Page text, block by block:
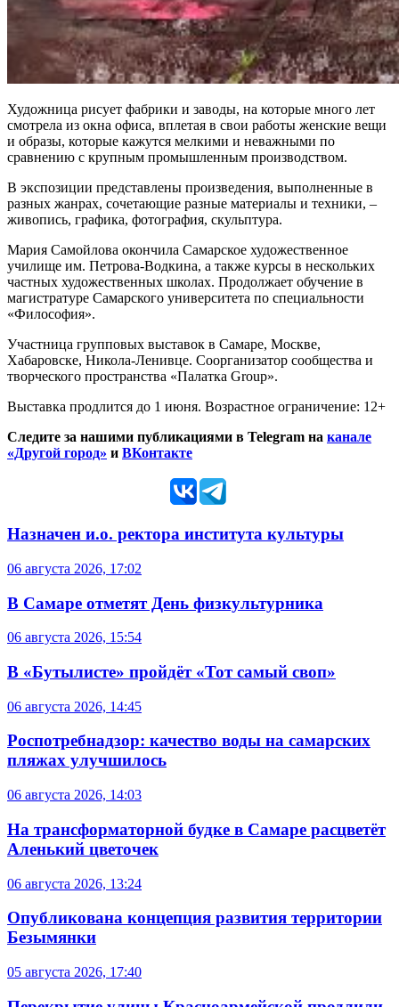
Художница рисует фабрики и заводы, на которые много лет
смотрела из окна офиса, вплетая в свои работы женские вещи
и образы, которые кажутся мелкими и неважными по
сравнению с крупным промышленным производством.
В экспозиции представлены произведения, выполненные в
разных жанрах, сочетающие разные материалы и техники, –
живопись, графика, фотография, скульптура.
Мария Самойлова окончила Самарское художественное
училище им. Петрова-Водкина, а также курсы в нескольких
частных художественных школах. Продолжает обучение в
магистратуре Самарского университета по специальности
«Философия».
Участница групповых выставок в Самаре, Москве,
Хабаровске, Никола-Ленивце. Соорганизатор сообщества и
творческого пространства «Палатка Group».
Выставка продлится до 1 июня. Возрастное ограничение: 12+
Следите за нашими публикациями в Telegram на канале
«Другой город» и ВКонтакте
Назначен и.о. ректора института культуры
06 августа 2026, 17:02
В Самаре отметят День физкультурника
06 августа 2026, 15:54
В «Бутылисте» пройдёт «Тот самый своп»
06 августа 2026, 14:45
Роспотребнадзор: качество воды на самарских
пляжах улучшилось
06 августа 2026, 14:03
На трансформаторной будке в Самаре расцветёт
Аленький цветочек
06 августа 2026, 13:24
Опубликована концепция развития территории
Безымянки
05 августа 2026, 17:40